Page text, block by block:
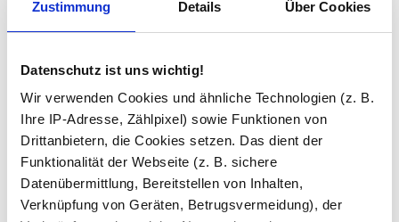
Zustimmung Details Über Cookies
Datenschutz ist uns wichtig!
Wir verwenden Cookies und ähnliche Technologien (z. B.
Ihre IP-Adresse, Zählpixel) sowie Funktionen von
Drittanbietern, die Cookies setzen. Das dient der
Funktionalität der Webseite (z. B. sichere
Datenübermittlung, Bereitstellen von Inhalten,
Verknüpfung von Geräten, Betrugsvermeidung), der
Spiegel Details
Hilfe & Service
Konfiguration und Ausstattung
Technische Daten
Häufige Fragen
Download Montageanleitung